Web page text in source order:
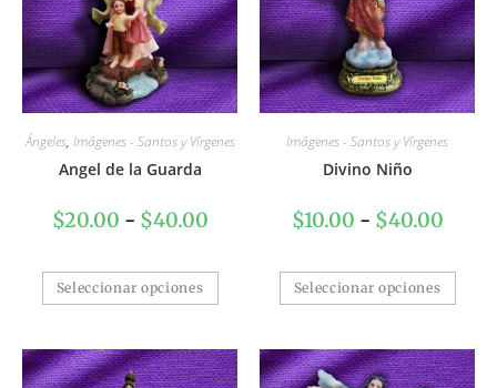
Ángeles, Imágenes - Santos y Vírgenes
Angel de la Guarda
$20.00 - $40.00
Seleccionar opciones
Imágenes - Santos y Vírgenes
Divino Niño
$10.00 - $40.00
Seleccionar opciones